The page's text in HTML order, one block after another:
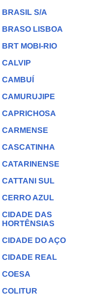
BRASIL S/A
BRASO LISBOA
BRT MOBI-RIO
CALVIP
CAMBUÍ
CAMURUJIPE
CAPRICHOSA
CARMENSE
CASCATINHA
CATARINENSE
CATTANI SUL
CERRO AZUL
CIDADE DAS
HORTÊNSIAS
CIDADE DO AÇO
CIDADE REAL
COESA
COLITUR